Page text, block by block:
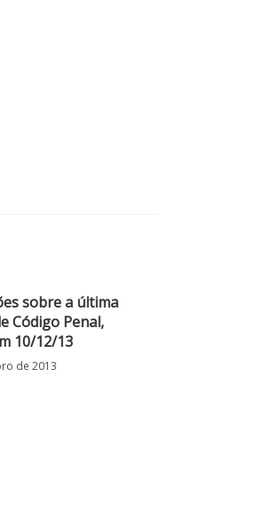
sobre a última
Código Penal,
10/12/13
de 2013